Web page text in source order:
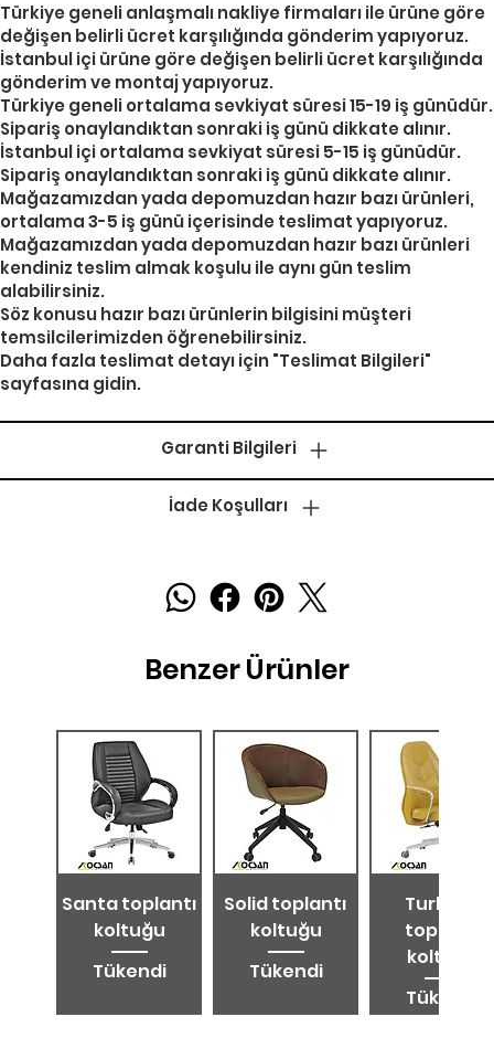
Türkiye geneli anlaşmalı nakliye firmaları ile ürüne göre
değişen belirli ücret karşılığında gönderim yapıyoruz.
İstanbul içi ürüne göre değişen belirli ücret karşılığında
gönderim ve montaj yapıyoruz.
Türkiye geneli ortalama sevkiyat süresi 15-19 iş günüdür.
Sipariş onaylandıktan sonraki iş günü dikkate alınır.
İstanbul içi ortalama sevkiyat süresi 5-15 iş günüdür.
Sipariş onaylandıktan sonraki iş günü dikkate alınır.
Mağazamızdan yada depomuzdan hazır bazı ürünleri,
ortalama 3-5 iş günü içerisinde teslimat yapıyoruz.
Mağazamızdan yada depomuzdan hazır bazı ürünleri
kendiniz teslim almak koşulu ile aynı gün teslim
alabilirsiniz.
Söz konusu hazır bazı ürünlerin bilgisini müşteri
temsilcilerimizden öğrenebilirsiniz.
Daha fazla teslimat detayı için "Teslimat Bilgileri"
sayfasına gidin.
Garanti Bilgileri
İade Koşulları
Benzer Ürünler
Santa toplantı
koltuğu
Tükendi
Solid toplantı
koltuğu
Tükendi
Turkuaz
toplantı
koltuğu
Tükendi